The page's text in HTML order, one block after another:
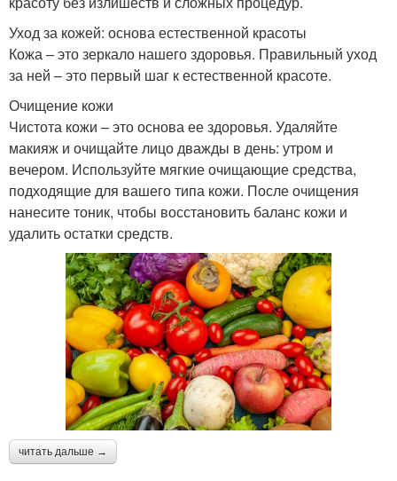
Уход за кожей: основа естественной красоты
Кожа – это зеркало нашего здоровья. Правильный уход
за ней – это первый шаг к естественной красоте.
Очищение кожи
Чистота кожи – это основа ее здоровья. Удаляйте
макияж и очищайте лицо дважды в день: утром и
вечером. Используйте мягкие очищающие средства,
подходящие для вашего типа кожи. После очищения
нанесите тоник, чтобы восстановить баланс кожи и
удалить остатки средств.
читать дальше →